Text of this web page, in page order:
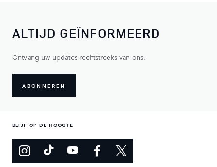
ALTIJD GEÏNFORMEERD
Ontvang uw updates rechtstreeks van ons.
ABONNEREN
BLIJF OP DE HOOGTE